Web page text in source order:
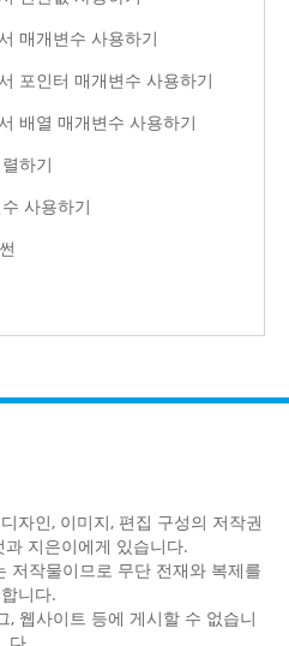
매개변수 사용하기
포인터 매개변수 사용하기
배열 매개변수 사용하기
하기
사용하기
자인, 이미지, 편집 구성의 저작권
지은이에게 있습니다.
저작물이므로 무단 전재와 복제를
니다.
, 웹사이트 등에 게시할 수 없습니